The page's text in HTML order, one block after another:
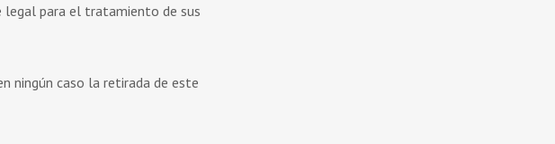
para el tratamiento de sus
ningún caso la retirada de este